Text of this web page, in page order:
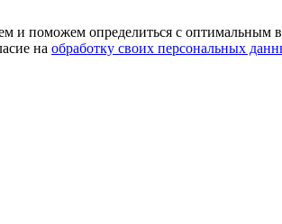
и поможем определиться с оптимальным
на обработку своих персональных